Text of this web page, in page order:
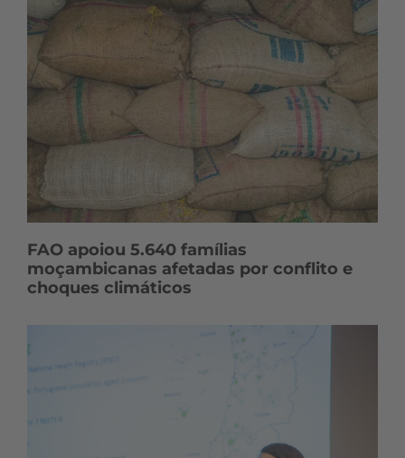
FAO apoiou 5.640 famílias
moçambicanas afetadas por conflito e
choques climáticos